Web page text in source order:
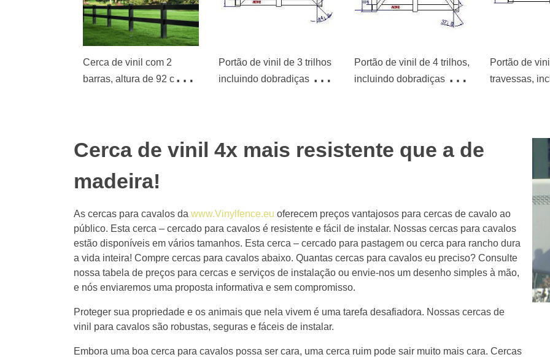
Cerca de vinil com 2
barras, altura de 92 cm,
Portão de vinil de 3 trilhos
incluindo dobradiças e
Portão de vinil de 4 trilhos,
incluindo dobradiças e
Portão de
travessas,
Cerca de vinil 4x mais resistente que a de
madeira!
As cercas para cavalos da www.Vinylfence.eu oferecem preços vantajosos para cercas de cavalo ao
público. Esta cerca – cercado para cavalos é resistente e fácil de instalar. Nossas cercas para cavalos
estão disponíveis em vários tamanhos. Esta cerca – cercado para pastagem ou cerca para rancho dura
a vida inteira! Compre cercas para cavalos abaixo. Quantas cercas para cavalos eu preciso? Consulte
nossa tabela de preços para cercas e serviços de instalação ou envie-nos um desenho simples à mão,
e nós enviaremos uma proposta informativa e sem compromisso.
Proteger sua propriedade e os animais que nela vivem é uma tarefa desafiadora. Nossas cercas de
vinil para cavalos são robustas, seguras e fáceis de instalar.
Embora uma boa cerca para cavalos possa ser cara, uma cerca ruim pode sair muito mais cara. Cercas